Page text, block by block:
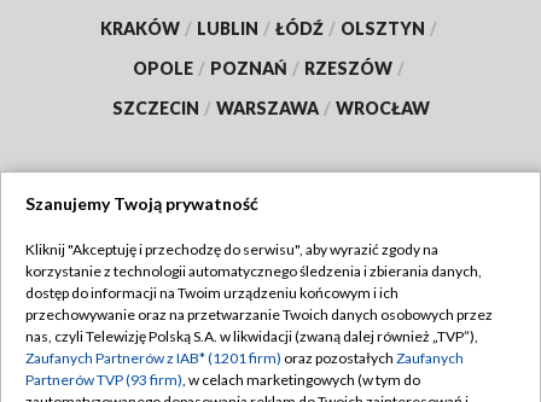
KRAKÓW / LUBLIN / ŁÓDŹ / OLSZTYN /
OPOLE / POZNAŃ / RZESZÓW /
SZCZECIN / WARSZAWA / WROCŁAW
TVP
Abonament TVP
Emisja w TVP
Centrum informacji TVP
Regulamin TVP
Polityka prywatności
Szanujemy Twoją prywatność
Kliknij "Akceptuję i przechodzę do serwisu", aby wyrazić zgody na
korzystanie z technologii automatycznego śledzenia i zbierania danych,
dostęp do informacji na Twoim urządzeniu końcowym i ich
przechowywanie oraz na przetwarzanie Twoich danych osobowych przez
nas, czyli Telewizję Polską S.A. w likwidacji (zwaną dalej również „TVP”),
Zaufanych Partnerów z IAB* (1201 firm) oraz pozostałych Zaufanych
Partnerów TVP (93 firm), w celach marketingowych (w tym do